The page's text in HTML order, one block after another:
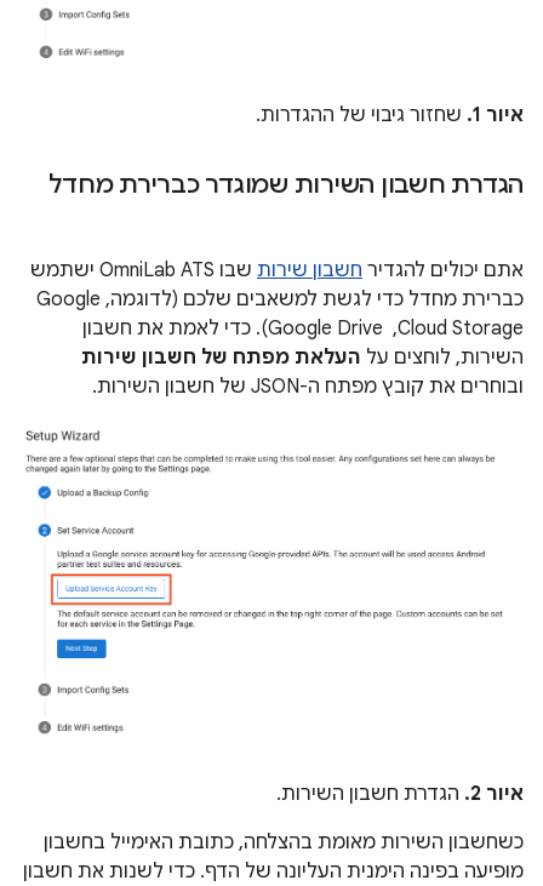
איור 1. שחזור גיבוי של ההגדרות.
הגדרת חשבון השירות שמוגדר כברירת מחדל
אתם יכולים להגדיר חשבון שירות
שבו OmniLab ATS ישתמש
כברירת מחדל כדי לגשת למשאבים שלכם (לדוגמה, Google
Cloud Storage, ‏ Google Drive). כדי לאמת את חשבון
השירות, לוחצים על העלאת מפתח של חשבון שירות
ובוחרים את קובץ מפתח ה-JSON של חשבון השירות.
איור 2.
הגדרת חשבון השירות.
כשחשבון השירות מאומת בהצלחה, כתובת האימייל בחשבון
מופיעה בפינה הימנית העליונה של הדף. כדי לשנות את חשבון